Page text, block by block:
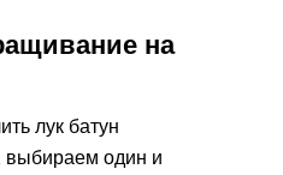
на
лук батун
один и